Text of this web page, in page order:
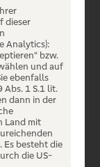
dieser
Analytics):
bzw.
und auf
ebenfalls
Abs. 1 S.1 lit.
dann in der
Land mit
besteht die
die US-